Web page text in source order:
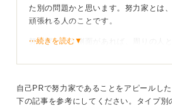
た別の問題かと思います。努力家とは
頑張れる人のことです。
努力家という側面があれば、周りの人
はないかと考えます。ここからもわか
あるのです。
⋯続きを読む▼
自己PRで努力家であることをアピールし
下の記事を参考にしてください。タイプ別